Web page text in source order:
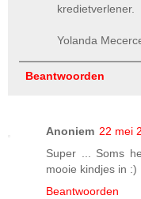
kredietverlener.
Yolanda
Beantwoorden
Anoniem 22 mei
Super ... Soms
mooie kindjes in :)
Beantwoorden